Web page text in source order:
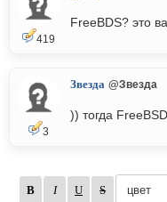
419
FreeBDS? это
3
Звезда @Звезда
)) тогда FreeBSD